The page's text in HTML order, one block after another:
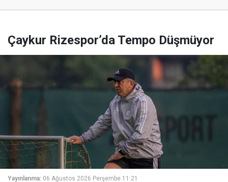
Çaykur Rizespor’da Tempo Düşmüyor
Yayınlanma: 06 Ağustos 2026 Perşembe 11:21